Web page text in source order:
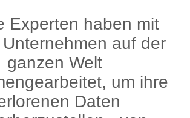
Experten haben mit
auf der
ganzen Welt
um ihre
Daten